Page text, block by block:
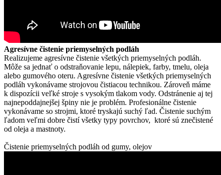
Agresívne čistenie priemyselných podláh
Realizujeme agresívne čistenie všetkých priemyselných podláh.
Môže sa jednať o odstraňovanie lepu, nálepiek, farby, tmelu, oleja
alebo gumového oteru. Agresívne čistenie všetkých priemyselných
podláh vykonávame strojovou čistiacou technikou. Zároveň máme
k dispozícii veľké stroje s vysokým tlakom vody. Odstránenie aj tej
najnepoddajnejšej špiny nie je problém. Profesionálne čistenie
vykonávame so strojmi, ktoré tryskajú suchý ľad. Čistenie suchým
ľadom veľmi dobre čistí všetky typy povrchov, ktoré sú znečistené
od oleja a mastnoty.
Čistenie priemyselných podláh od gumy, olejov